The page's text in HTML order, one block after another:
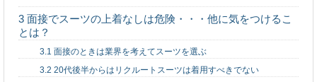
地元に求人はある？自分の条件に合うパート
の探し方
3 面接でスーツの上着なしは危険・・・他に気をつけるこ
とは？
3.1 面接のときは業界を考えてスーツを選ぶ
3.2 20代後半からはリクルートスーツは着用すべきでない